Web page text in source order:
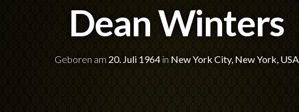
Dean Winters
Geboren am 20. Juli 1964 in New York City, New York, USA